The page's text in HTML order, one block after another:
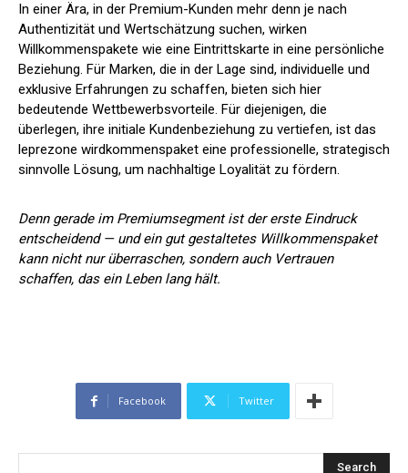
In einer Ära, in der Premium-Kunden mehr denn je nach
Authentizität und Wertschätzung suchen, wirken
Willkommenspakete wie eine Eintrittskarte in eine persönliche
Beziehung. Für Marken, die in der Lage sind, individuelle und
exklusive Erfahrungen zu schaffen, bieten sich hier
bedeutende Wettbewerbsvorteile. Für diejenigen, die
überlegen, ihre initiale Kundenbeziehung zu vertiefen, ist das
leprezone wirdkommenspaket eine professionelle, strategisch
sinnvolle Lösung, um nachhaltige Loyalität zu fördern.
Denn gerade im Premiumsegment ist der erste Eindruck
entscheidend — und ein gut gestaltetes Willkommenspaket
kann nicht nur überraschen, sondern auch Vertrauen
schaffen, das ein Leben lang hält.
Facebook Twitter
Search